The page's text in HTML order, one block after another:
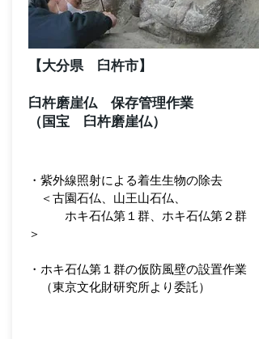
【大分県 臼杵市】
​臼杵磨崖仏 保存管理作業
（国宝 臼杵磨崖仏）​
・紫外線照射による着生生物の除去
＜古園石仏、山王山石仏、
ホキ石仏第１群、ホキ石仏第２群
＞
・ホキ石仏第１群の仮防風壁の設置作業
（東京文化財研究所より委託）